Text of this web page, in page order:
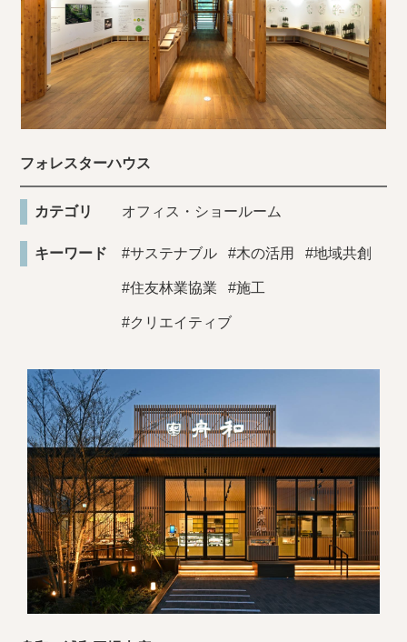
フォレスターハウス
カテゴリ オフィス・ショールーム
キーワード #サステナブル #木の活用 #地域共創
#住友林業協業 #施工
#クリエイティブ